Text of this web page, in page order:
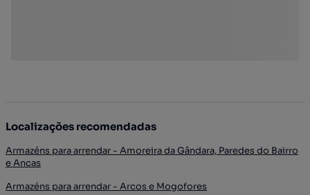
Localizações recomendadas
Armazéns para arrendar - Amoreira da Gândara, Paredes do Bairro
e Ancas
Armazéns para arrendar - Arcos e Mogofores